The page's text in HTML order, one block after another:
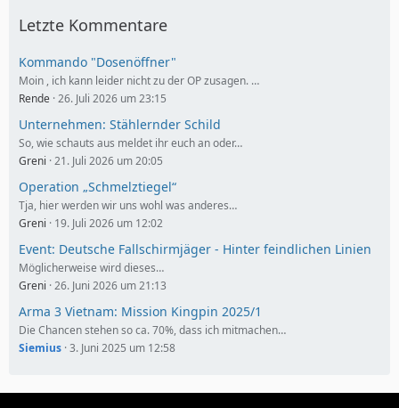
Letzte Kommentare
Kommando "Dosenöffner"
Moin , ich kann leider nicht zu der OP zusagen. …
Rende 26. Juli 2026 um 23:15
Unternehmen: Stählernder Schild
So, wie schauts aus meldet ihr euch an oder…
Greni 21. Juli 2026 um 20:05
Operation „Schmelztiegel“
Tja, hier werden wir uns wohl was anderes…
Greni
19. Juli 2026 um 12:02
Event: Deutsche Fallschirmjäger - Hinter feindlichen Linien
Möglicherweise wird dieses…
Greni 26. Juni 2026 um 21:13
Arma 3 Vietnam: Mission Kingpin 2025/1
Die Chancen stehen so ca. 70%, dass ich mitmachen…
Siemius 3. Juni 2025 um 12:58